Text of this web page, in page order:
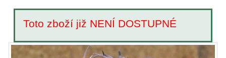
Toto zboží již NENÍ DOSTUPNÉ